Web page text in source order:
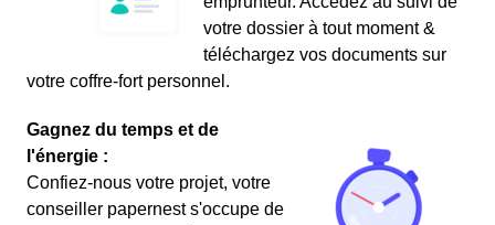
votre dossier à tout moment &
téléchargez vos documents sur
votre coffre-fort personnel.
Gagnez du temps et de
l'énergie :
Confiez-nous votre projet, votre
conseiller papernest s'occupe de